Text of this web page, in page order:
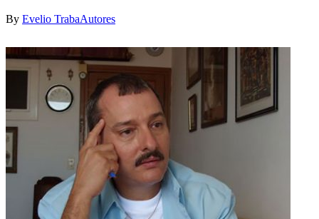
By Evelio TrabaAutores